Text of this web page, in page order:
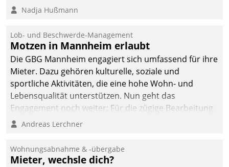
Kunde und smart der Serviceanbieter.
Nadja Hußmann
Lob- und Beschwerde-Management
Motzen in Mannheim erlaubt
Die GBG Mannheim engagiert sich umfassend für ihre
Mieter. Dazu gehören kulturelle, soziale und
sportliche Aktivitäten, die eine hohe Wohn- und
Lebensqualität unterstützen. Nun geht das
Engagement noch weiter: Für die zügige Bearbeitung
von Beschwerden – oder Lob – richtet das
und Beschwerde-Management einen eigenen Kanal
ein.
Andreas Lerchner
Wohnungsabnahme & -übergabe
Mieter, wechsle dich?